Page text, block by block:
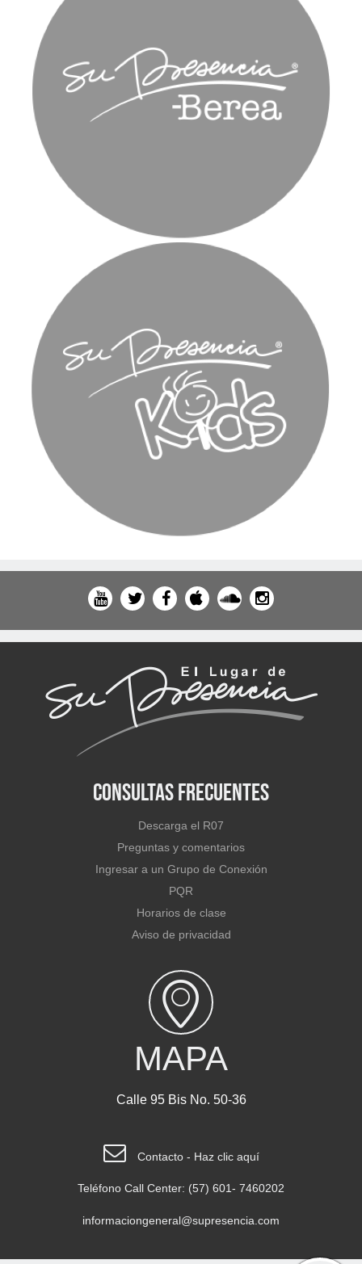
Consultas Frecuentes
Descarga el R07
Preguntas y comentarios
Ingresar a un Grupo de Conexión
PQR
Horarios de clase
Aviso de privacidad
MAPA
Calle 95 Bis No. 50-36
Contacto - Haz clic aquí
Teléfono Call Center: (57) 601- 7460202
informaciongeneral@supresencia.com